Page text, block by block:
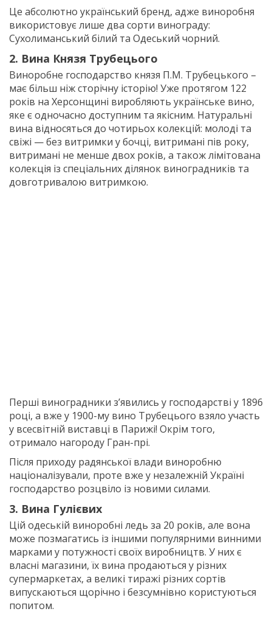
Це абсолютно український бренд, адже виноробня
використовує лише два сорти винограду:
Сухолиманський білий та Одеський чорний.
2. Вина Князя Трубецього
Виноробне господарство князя П.М. Трубецького –
має більш ніж сторічну історію! Уже протягом 122
років на Херсонщині виробляють українське вино,
яке є одночасно доступним та якісним. Натуральні
вина відносяться до чотирьох колекцій: молоді та
свіжі — без витримки у бочці, витримані пів року,
витримані не менше двох років, а також лімітована
колекція із спеціальних ділянок виноградників та
довготривалою витримкою.
Перші виноградники з’явились у господарстві у 1896
році, а вже у 1900-му вино Трубецього взяло участь
у всесвітній виставці в Парижі! Окрім того,
отримало нагороду Гран-прі.
Після приходу радянської влади виноробню
націоналізували, проте вже у незалежній Україні
господарство розцвіло із новими силами.
3. Вина Гулієвих
Цій одеській виноробні ледь за 20 років, але вона
може позмагатись із іншими популярними винними
марками у потужності своїх виробництв. У них є
власні магазини, їх вина продаються у різних
супермаркетах, а великі тиражі різних сортів
випускаються щорічно і безсумнівно користуються
попитом.